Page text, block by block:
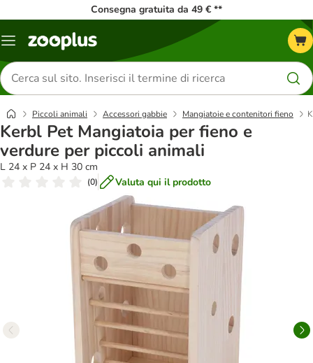
Consegna gratuita da 49 € **
Overview
Cerca
prodotti
Piccoli animali Accessori gabbie Mangiatoie e contenitori fieno
Kerbl Pet Mangiatoia per fieno e
verdure per piccoli animali
L 24 x P 24 x H 30 cm
(0) Valuta qui il prodotto